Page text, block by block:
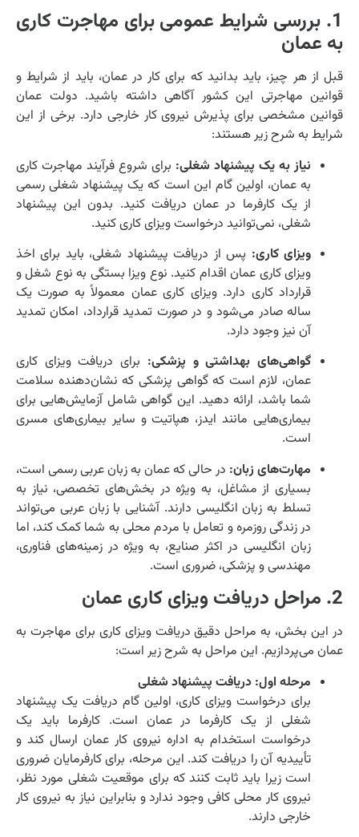
1. بررسی شرایط عمومی برای مهاجرت کاری
به عمان
قبل از هر چیز، باید بدانید که برای کار در عمان، باید از شرایط و
قوانین مهاجرتی این کشور آگاهی داشته باشید. دولت عمان
قوانین مشخصی برای پذیرش نیروی کار خارجی دارد. برخی از این
شرایط به شرح زیر هستند:
نیاز به یک پیشنهاد شغلی: برای شروع فرآیند مهاجرت کاری
به عمان، اولین گام این است که یک پیشنهاد شغلی رسمی
از یک کارفرما در عمان دریافت کنید. بدون این پیشنهاد
شغلی، نمی‌توانید درخواست ویزای کاری کنید.
ویزای کاری: پس از دریافت پیشنهاد شغلی، باید برای اخذ
ویزای کاری عمان اقدام کنید. نوع ویزا بستگی به نوع شغل و
قرارداد کاری دارد. ویزای کاری عمان معمولاً به صورت یک
ساله صادر می‌شود و در صورت تمدید قرارداد، امکان تمدید
آن نیز وجود دارد.
گواهی‌های بهداشتی و پزشکی: برای دریافت ویزای کاری
عمان، لازم است که گواهی پزشکی که نشان‌دهنده سلامت
شما باشد، ارائه دهید. این گواهی شامل آزمایش‌هایی برای
بیماری‌هایی مانند ایدز، هپاتیت و سایر بیماری‌های مسری
است.
مهارت‌های زبان: در حالی که عمان به زبان عربی رسمی است،
بسیاری از مشاغل، به ویژه در بخش‌های تخصصی، نیاز به
تسلط به زبان انگلیسی دارند. آشنایی با زبان عربی می‌تواند
در زندگی روزمره و تعامل با مردم محلی به شما کمک کند، اما
زبان انگلیسی در اکثر صنایع، به ویژه در زمینه‌های فناوری،
مهندسی و پزشکی، ضروری است.
2. مراحل دریافت ویزای کاری عمان
در این بخش، به مراحل دقیق دریافت ویزای کاری برای مهاجرت به
عمان می‌پردازیم. این مراحل به شرح زیر است:
مرحله اول: دریافت پیشنهاد شغلی
برای درخواست ویزای کاری، اولین گام دریافت یک پیشنهاد
شغلی از یک کارفرما در عمان است. کارفرما باید یک
درخواست استخدام به اداره نیروی کار عمان ارسال کند و
تأییدیه آن را دریافت کند. این مرحله، برای کارفرمایان ضروری
است زیرا باید ثابت کنند که برای موقعیت شغلی مورد نظر،
نیروی کار محلی کافی وجود ندارد و بنابراین نیاز به نیروی کار
خارجی دارند.